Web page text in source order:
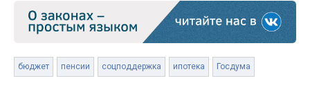
бюджет пенсии соцподдержка ипотека Госдума